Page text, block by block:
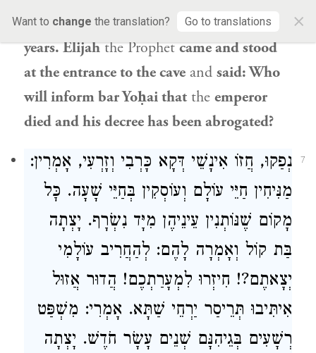
Want to change the translation? Go to translations ×
tattered. They sat in the cave for twelve
years.Elijahthe Prophet came and stood
at the entrance to the cave and said: Who
will inform bar Yoḥai that the emperor
died and his decree has been abrogated?
7
נְפַקוּ, חֲזוֹ אִינָשֵׁי דְּקָא כָּרְבִי וְזָרְעִי, אָמְרִין:
מַנִּיחִין חַיֵּי עוֹלָם וְעוֹסְקִין בְּחַיֵּי שָׁעָה. כׇּל
מָקוֹם שֶׁנּוֹתְנִין עֵינֵיהֶן מִיָּד נִשְׂרָף. יָצְתָה
בַּת קוֹל וְאָמְרָה לָהֶם: לְהַחֲרִיב עוֹלָמִי
יְצָאתֶם?! חִיזְרוּ לִמְעָרַתְכֶם! הֲדוּר אֲזוּל
אִיתִּיבוּ תְּרֵיסַר יַרְחֵי שַׁתָּא. אָמְרִי: מִשְׁפַּט
רְשָׁעִים בְּגֵיהִנָּם שְׁנֵים עָשָׂר חֹדֶשׁ. יָצְתָה